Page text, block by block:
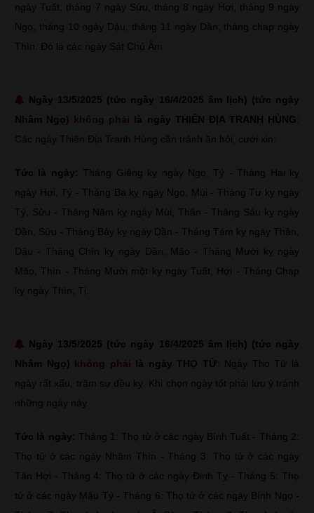
ngày Tuất, tháng 7 ngày Sửu, tháng 8 ngày Hợi, tháng 9 ngày
Ngọ, tháng 10 ngày Dậu, tháng 11 ngày Dần, tháng chạp ngày
Thìn. Đó là các ngày Sát Chủ Âm.
Ngày 13/5/2025 (tức ngày 16/4/2025 âm lịch) (tức ngày
Nhâm Ngọ) không phải là ngày THIÊN ĐỊA TRANH HÙNG
Các ngày Thiên Địa Tranh Hùng cần tránh ăn hỏi, cưới xin:
Tức là ngày: Tháng Giêng kỵ ngày Ngọ, Tý - Tháng Hai kỵ
ngày Hợi, Tý - Tháng Ba kỵ ngày Ngọ, Mùi - Tháng Tư kỵ ngày
Tý, Sửu - Tháng Năm kỵ ngày Mùi, Thân - Tháng Sáu kỵ ngày
Dần, Sửu - Tháng Bảy kỵ ngày Dần - Tháng Tám kỵ ngày Thân,
Dậu - Tháng Chín kỵ ngày Dần, Mão - Tháng Mười kỵ ngày
Mão, Thìn - Tháng Mười một kỵ ngày Tuất, Hợi - Tháng Chạp
kỵ ngày Thìn, Tị.
Ngày 13/5/2025 (tức ngày 16/4/2025 âm lịch) (tức ngày
Nhâm Ngọ) không phải là ngày THỌ TỬ : Ngày Thọ Tử là
ngày rất xấu, trăm sự đều kỵ. Khi chọn ngày tốt phải lưu ý tránh
những ngày này.
Tức là ngày: Tháng 1: Thọ tử ở các ngày Bính Tuất - Tháng 2:
Thọ tử ở các ngày Nhâm Thìn - Tháng 3: Thọ tử ở các ngày
Tân Hợi - Tháng 4: Thọ tử ở các ngày Đinh Tỵ - Tháng 5: Thọ
tử ở các ngày Mậu Tý - Tháng 6: Thọ tử ở các ngày Bính Ngọ -